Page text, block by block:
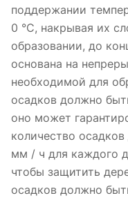
поддержании
0 °C, накрывая их
образовании, до
основана на
необходимой для
осадков должно
оно может
количество
мм / ч для каждого
чтобы защитить
осадков должно